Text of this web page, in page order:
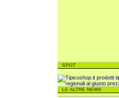
SPOT
LE ALTRE NEWS